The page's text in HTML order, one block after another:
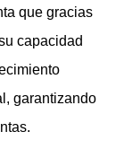
que gracias
capacidad
garantizando